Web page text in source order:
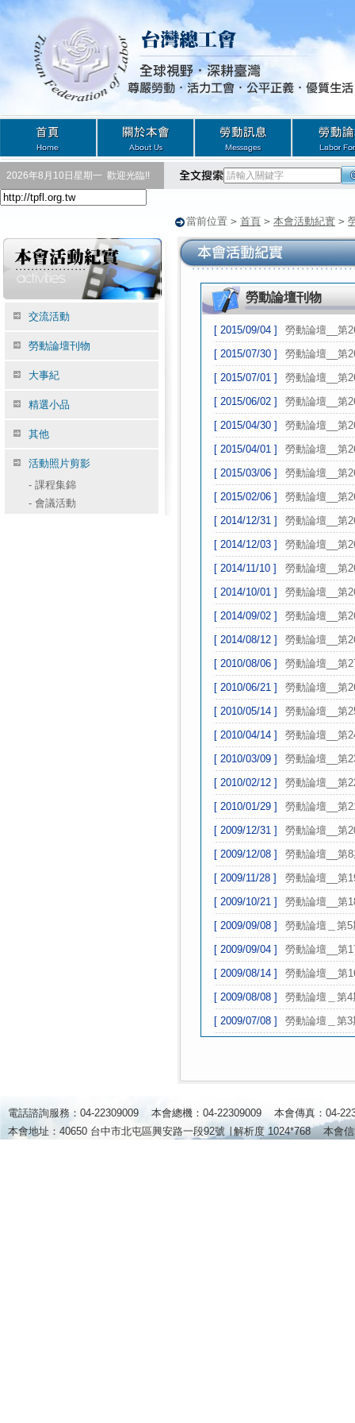
2026年8月10日星期一 歡迎光臨!!
當前位置 > 首頁 > 本會活動紀實 >
交流活動
勞動論壇刊物
大事紀
精選小品
其他
活動照片剪影
- 課程集錦
- 會議活動
勞動論壇刊物
[ 2015/09/04 ]
勞動論壇__第
[ 2015/07/30 ]
勞動論壇__第
[ 2015/07/01 ]
勞動論壇__第
[ 2015/06/02 ]
勞動論壇__第
[ 2015/04/30 ]
勞動論壇__第
[ 2015/04/01 ]
勞動論壇__第
[ 2015/03/06 ]
勞動論壇__第
[ 2015/02/06 ]
勞動論壇__第
[ 2014/12/31 ]
勞動論壇__第
[ 2014/12/03 ]
勞動論壇__第
[ 2014/11/10 ]
勞動論壇__第
[ 2014/10/01 ]
勞動論壇__第
[ 2014/09/02 ]
勞動論壇__第
[ 2014/08/12 ]
勞動論壇__第
[ 2010/08/06 ]
勞動論壇__第
[ 2010/06/21 ]
勞動論壇__第
[ 2010/05/14 ]
勞動論壇__第
[ 2010/04/14 ]
勞動論壇__第
[ 2010/03/09 ]
勞動論壇__第
[ 2010/02/12 ]
勞動論壇__第
[ 2010/01/29 ]
勞動論壇__第
[ 2009/12/31 ]
勞動論壇__第
[ 2009/12/08 ]
勞動論壇__第
[ 2009/11/28 ]
勞動論壇__第
[ 2009/10/21 ]
勞動論壇__第
[ 2009/09/08 ]
勞動論壇＿第5
[ 2009/09/04 ]
勞動論壇__第
[ 2009/08/14 ]
勞動論壇__第
[ 2009/08/08 ]
勞動論壇＿第4
[ 2009/07/08 ]
勞動論壇＿第3
電話諮詢服務：04-22309009 本會總機：04-22309009 本會傳真：04-
本會地址：40650 台中市北屯區興安路一段92號 ∣解析度 1024*768本會信